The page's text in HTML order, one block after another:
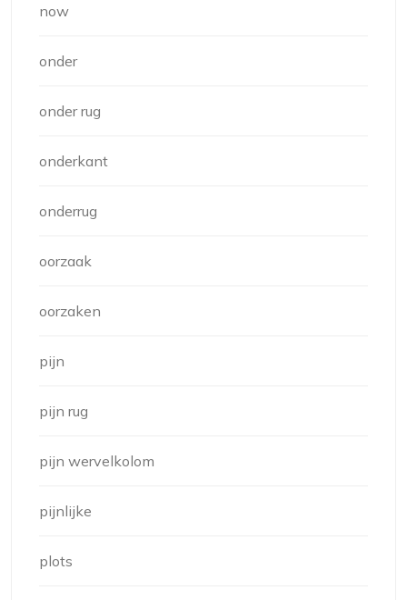
now
onder
onder rug
onderkant
onderrug
oorzaak
oorzaken
pijn
pijn rug
pijn wervelkolom
pijnlijke
plots